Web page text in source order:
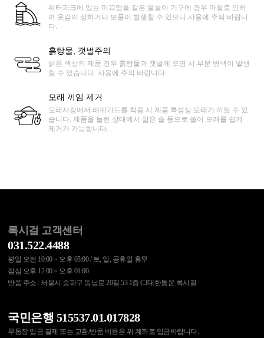
워터파크에 있는 미끄럼틀 같은 물놀이 기구에 경우 마찰로 인하
여 옷감이 상하거나 보풀이 발생할 수 있으니 사용에 주의 바랍니
다.
흙탕물, 갯벌주의
밝은 색상의 제품 경우 흙탕물과 갯벌에 오염 시 부분 변색이 발생
할 수 있습니다. 사용에 주의 바랍니다.
모래 끼임 제거
모래사장에서 래쉬가드를 착용 시 제품 특성상 모래가 끼일 수 있
습니다. 제품을 늘린 상태에서 얇은 솔 등으로 쓸어 모래를 쉽게
제거가 가능합니다.
록시걸 고객센터
031.522.4488
평일 오전 10:00 ~ 오후 05:00 / 토, 일, 공휴일 휴무
점심 오후 12:00 ~ 오후 01:00
반품 주소 : 서울시 송파구 동남로 20길 53 1층 CJ대한통운 록시걸
국민은행 515537.01.017828
무통장 입금 결제 또는 교환/반품 비용은 위 계좌로 입금바랍니다.